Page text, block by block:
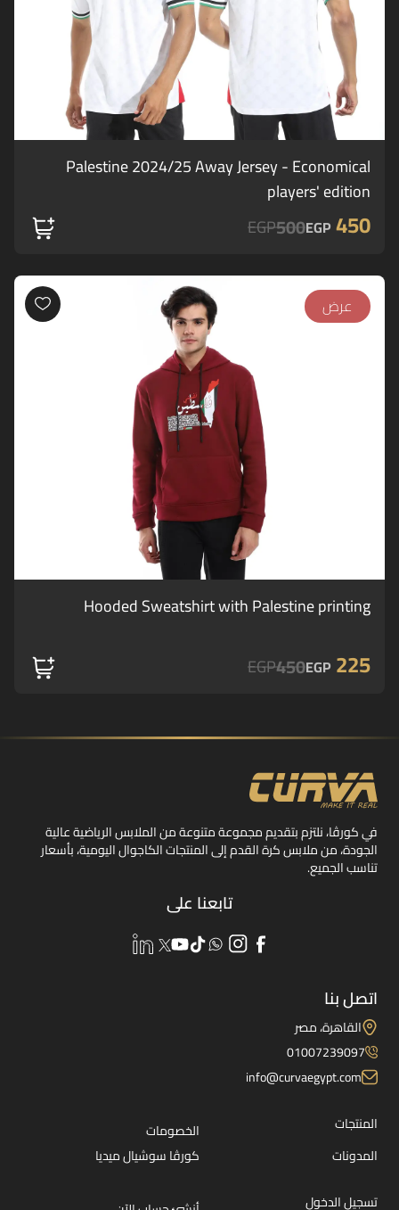
Palestine 2024/25 Away Jersey - Economical
players' edition
450
EGP
500
EGP
عرض
Hooded Sweatshirt with Palestine printing
225
EGP
450
EGP
في كورڤا، نلتزم بتقديم مجموعة متنوعة من الملابس الرياضية عالية
الجودة، من ملابس كرة القدم إلى المنتجات الكاجوال اليومية، بأسعار
تناسب الجميع.
تابعنا على
اتصل بنا
القاهرة، مصر
01007239097
info@curvaegypt.com
المنتجات
الخصومات
المدونات
كورڤا سوشيال ميديا
تسجيل الدخول